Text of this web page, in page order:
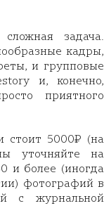
задача.
кадры,
и групповые
и, конечно,
приятного
стоит 5000₽ (на
уточняйте на
и более (иногда
фотографий в
с журнальной